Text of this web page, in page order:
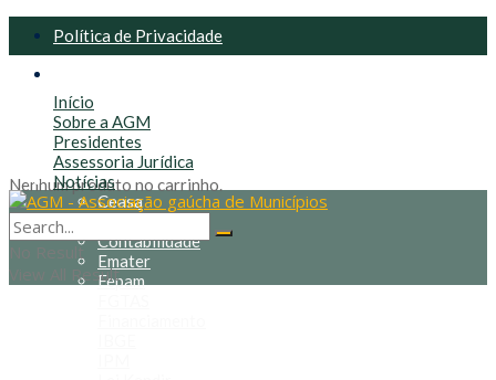
Política de Privacidade
Nenhum produto no carrinho.
Início
Sobre a AGM
Presidentes
Assessoria Jurídica
Notícias
Ceasa
Contabilidade
Emater
Fepam
No Result
View All Result